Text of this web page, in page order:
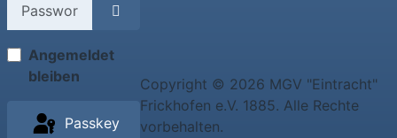
Angemeldet
bleiben
Copyright © 2026 MGV "Eintracht"
Frickhofen e.V. 1885. Alle Rechte
vorbehalten.